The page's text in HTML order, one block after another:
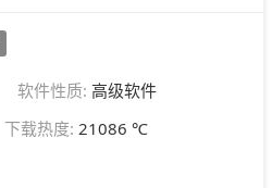
软件性质: 高级软件
下载热度: 21086 ℃